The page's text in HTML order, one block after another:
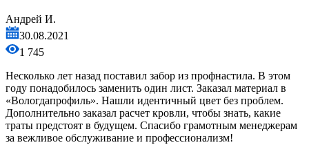
Андрей И.
30.08.2021
1 745
Несколько лет назад поставил забор из профнастила. В этом
году понадобилось заменить один лист. Заказал материал в
«Вологдапрофиль». Нашли идентичный цвет без проблем.
Дополнительно заказал расчет кровли, чтобы знать, какие
траты предстоят в будущем. Спасибо грамотным менеджерам
за вежливое обслуживание и профессионализм!